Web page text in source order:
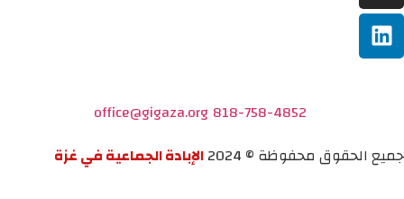
818-758-4852
office@gigaza.org
جميع الحقوق محفوظة © 2024
الإبادة الجماعية في غزة